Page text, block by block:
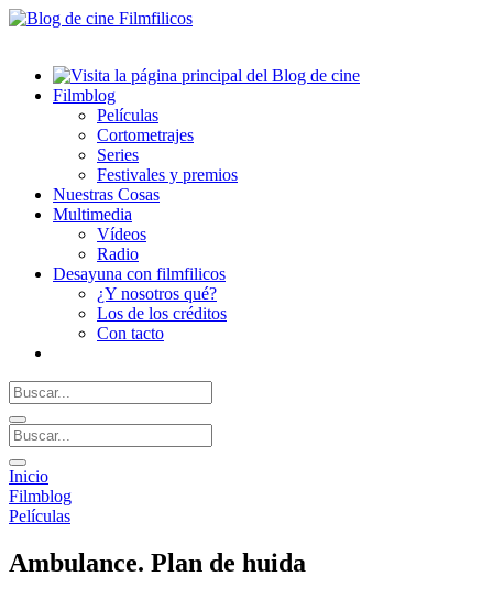
Filmblog
Películas
Cortometrajes
Series
Festivales y premios
Nuestras Cosas
Multimedia
Vídeos
Radio
Desayuna con filmfilicos
¿Y nosotros qué?
Los de los créditos
Con tacto
Inicio
Filmblog
Películas
Ambulance. Plan de huida